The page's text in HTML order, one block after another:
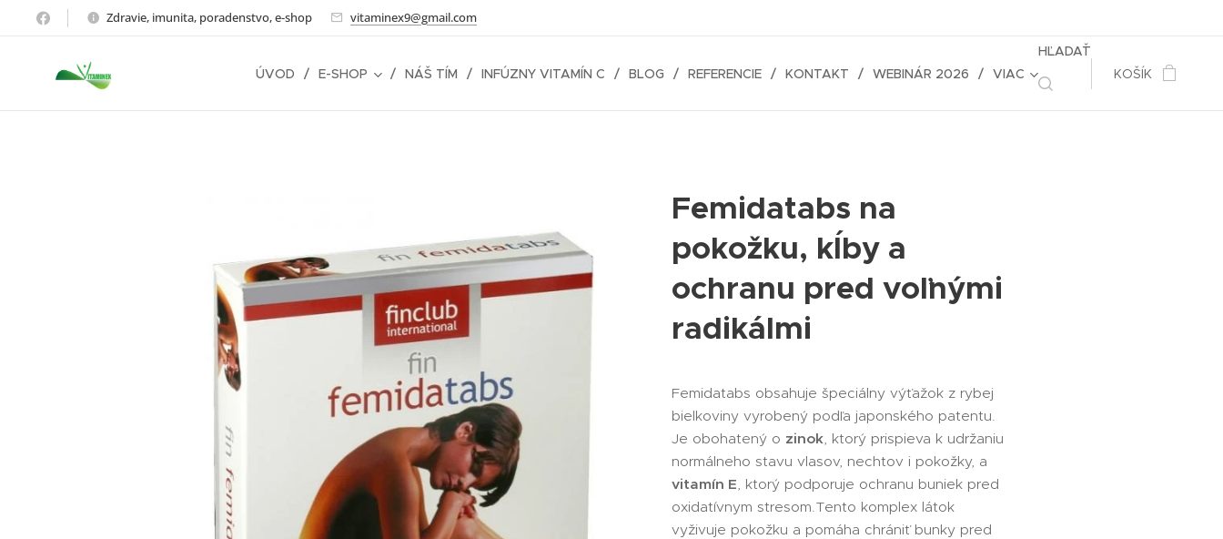
Zdravie, imunita, poradenstvo, e-shop vitaminex9@gmail.com
ÚVOD E-SHOP NÁŠ TÍM INFÚZNY VITAMÍN C BLOG REFERENCIE KONTAKT WEBINÁR 2026 VIAC
HĽADAŤ
KOŠÍK
Femidatabs na
pokožku, kĺby a
ochranu pred voľnými
radikálmi
Femidatabs obsahuje špeciálny výťažok z rybej
bielkoviny vyrobený podľa japonského patentu.
Je obohatený o zinok, ktorý prispieva k udržaniu
normálneho stavu vlasov, nechtov i pokožky, a
vitamín E, ktorý podporuje ochranu buniek pred
oxidatívnym stresom.Tento komplex látok
vyživuje pokožku a pomáha chrániť bunky pred